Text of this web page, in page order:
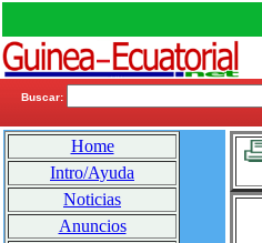
Buscar:
Home
Intro/Ayuda
Noticias
Anuncios